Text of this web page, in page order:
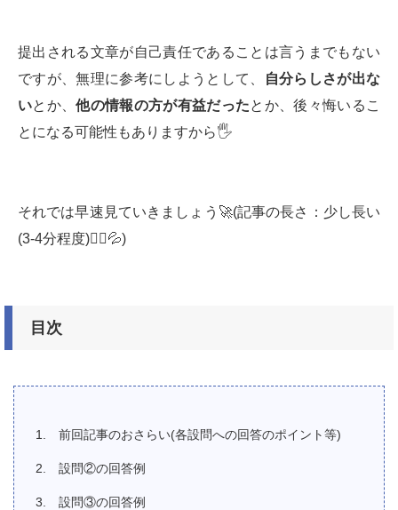
提出される文章が自己責任であることは言うまでもない
ですが、無理に参考にしようとして、
自分らしさが出な
いとか、他の情報の方が有益だったとか、後々悔いるこ
とになる可能性もありますから🖐
それでは早速見ていきましょう🚀(記事の長さ：少し長い
(3-4分程度)🙇‍♂️💦)
目次
前回記事のおさらい(各設問への回答のポイント等)
設問②の回答例
設問③の回答例